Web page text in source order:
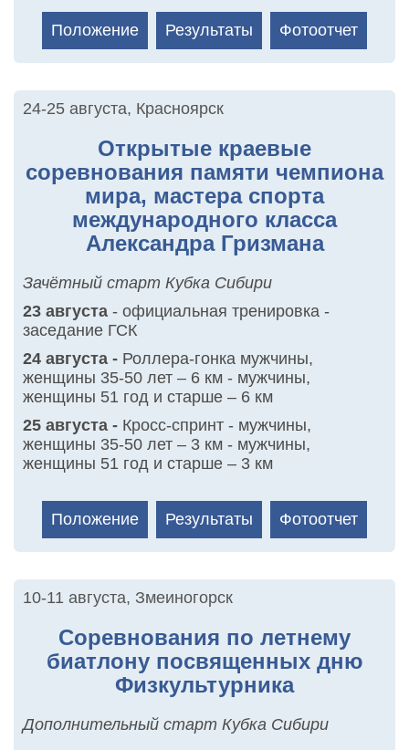
Положение Результаты Фотоотчет
24-25 августа, Красноярск
Открытые краевые
соревнования памяти чемпиона
мира, мастера спорта
международного класса
Александра Гризмана
Зачётный старт Кубка Сибири
23 августа - официальная тренировка -
заседание ГСК
24 августа - Роллера-гонка мужчины,
женщины 35-50 лет – 6 км - мужчины,
женщины 51 год и старше – 6 км
25 августа - Кросс-спринт - мужчины,
женщины 35-50 лет – 3 км - мужчины,
женщины 51 год и старше – 3 км
Положение Результаты Фотоотчет
10-11 августа, Змеиногорск
Соревнования по летнему
биатлону посвященных дню
Физкультурника
Дополнительный старт Кубка Сибири